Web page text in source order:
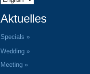
Aktuelles
Specials »
Wedding »
Meeting »